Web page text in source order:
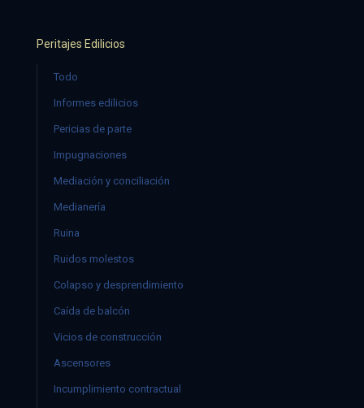
Peritajes Edilicios
Todo
Informes edilicios
Pericias de parte
Impugnaciones
Mediación y conciliación
Medianería
Ruina
Ruidos molestos
Colapso y desprendimiento
Caída de balcón
Vicios de construcción
Ascensores
Incumplimiento contractual